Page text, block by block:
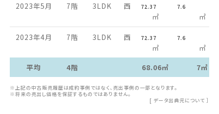
2023年5月 7階 3LDK 西 72.37
㎡
7.6
㎡
2023年4月 7階 3LDK 西 72.37
㎡
7.6
㎡
平均
4階 68.06㎡ 7㎡
※上記の中古販売履歴は成約事例ではなく、売出事例の一部となります。
※将来の売出し価格を保証するものではありません。
[ データ出典元について ］